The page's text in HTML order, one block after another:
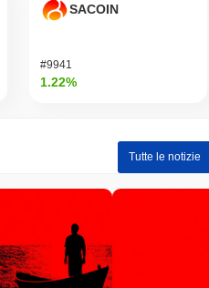
SACOIN
#9941
1.22%
Tutte le notizie